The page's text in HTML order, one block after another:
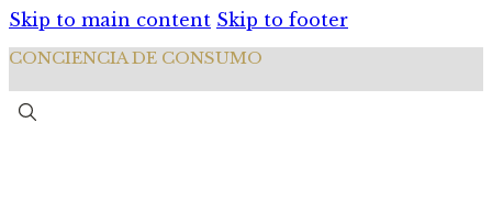
Skip to main content Skip to footer
CONCIENCIA DE CONSUMO